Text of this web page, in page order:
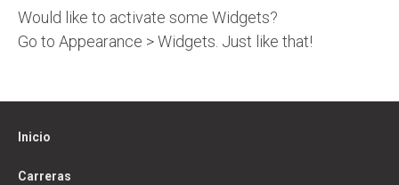
Would like to activate some Widgets?
Go to Appearance > Widgets. Just like that!
Inicio
Carreras